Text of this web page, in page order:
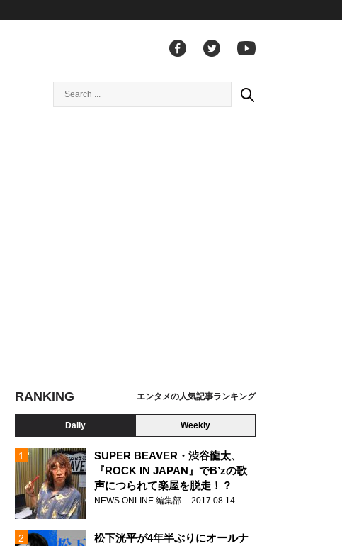
RANKING エンタメの人気記事ランキング
Daily Weekly
SUPER BEAVER・渋谷龍太、
『ROCK IN JAPAN』でB’zの歌
声につられて楽屋を脱走！？
NEWS ONLINE 編集部 2017.08.14
松下洸平が4年半ぶりにオールナ